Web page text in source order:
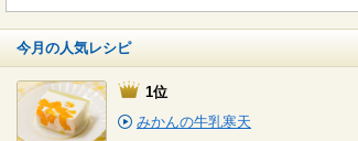
今月の人気レシピ
1位
みかんの牛乳寒天